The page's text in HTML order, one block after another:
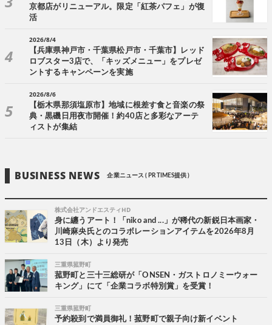
京都店がリニューアル。限定「紅茶パフェ」が復
活
2026/8/4
【兵庫県神戸市・千葉県松戸市・千葉市】レッド
ロブスター3店で、「キッズメニュー」をプレゼ
ントするキャンペーンを実施
2026/8/6
【栃木県那須塩原市】地域に根差す食と音楽の祭
典・黒磯日用夜市開催！約40店と多彩なアーテ
ィストが集結
BUSINESS NEWS 企業ニュース ( PR TIMES提供 )
株式会社アンドエスティHD
身に纏うアート！「niko and ...」が稀代の新鋭日本画家・
川崎麻央氏とのコラボレーションアイテムを2026年8月
13日（木）より発売
三重県菰野町
菰野町と三十三総研が「ONSEN・ガストロノミーウォー
キング」にて「企業コラボ特別賞」を受賞！
三重県菰野町
予約殺到で満員御礼！菰野町で親子向け新イベント